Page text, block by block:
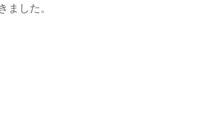
日本雪崩ネットワーク
ました。